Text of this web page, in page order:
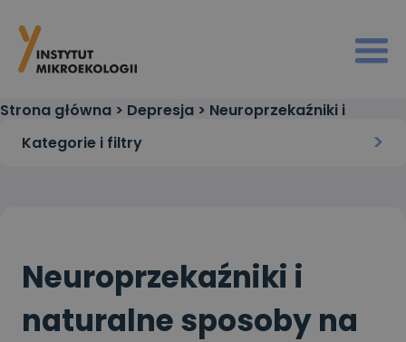
Strona główna > Depresja > Neuroprzekaźniki i
naturalne sposoby na podniesienie ich poziomu
Kategorie i filtry
Neuroprzekaźniki i
naturalne sposoby na